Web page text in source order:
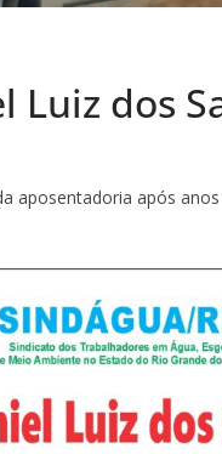
Luiz dos
aposentadoria após